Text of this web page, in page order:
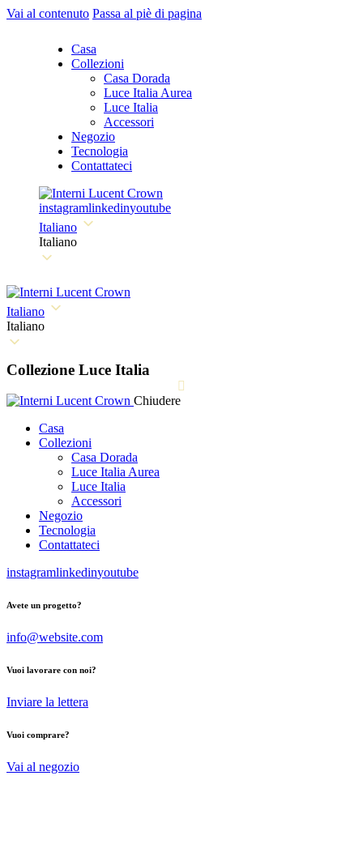
Vai al contenuto Passa al piè di pagina
Casa
Collezioni
Casa Dorada
Luce Italia Aurea
Luce Italia
Accessori
Negozio
Tecnologia
Contattateci
instagramlinkedinyoutube
Italiano
Italiano
Italiano
Italiano
Collezione Luce Italia
Chiudere
Casa
Collezioni
Casa Dorada
Luce Italia Aurea
Luce Italia
Accessori
Negozio
Tecnologia
Contattateci
instagramlinkedinyoutube
Avete un progetto?
info@website.com
Vuoi lavorare con noi?
Inviare la lettera
Vuoi comprare?
Vai al negozio